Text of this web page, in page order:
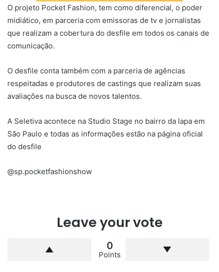
O projeto Pocket Fashion, tem como diferencial, o poder
midiático, em parceria com emissoras de tv e jornalistas
que realizam a cobertura do desfile em todos os canais de
comunicação.
O desfile conta também com a parceria de agências
respeitadas e produtores de castings que realizam suas
avaliações na busca de novos talentos.
A Seletiva acontece na Studio Stage no bairro da lapa em
São Paulo e todas as informações estão na página oficial
do desfile
@sp.pocketfashionshow
Leave your vote
0
Points